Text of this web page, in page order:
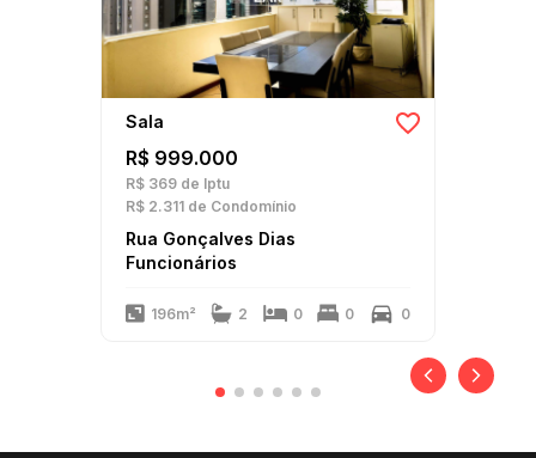
Sala
R$ 999.000
R$ 369 de Iptu
R$ 2.311 de Condomínio
Rua Gonçalves Dias
Funcionários
196m² 2 0 0 0